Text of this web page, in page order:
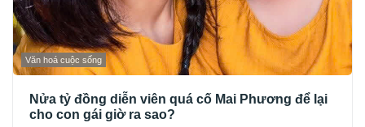
Văn hoá cuộc sống
Nửa tỷ đồng diễn viên quá cố Mai Phương để lại
cho con gái giờ ra sao?